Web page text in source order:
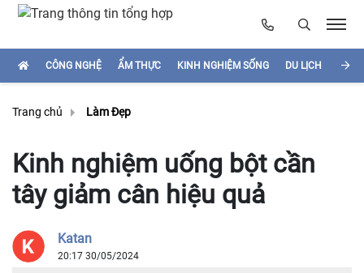
CÔNG NGHỆ ẨM THỰC KINH NGHIỆM SỐNG DU LỊCH
Trang chủ Làm Đẹp
Kinh nghiệm uống bột cần
tây giảm cân hiệu quả
Katan
20:17 30/05/2024